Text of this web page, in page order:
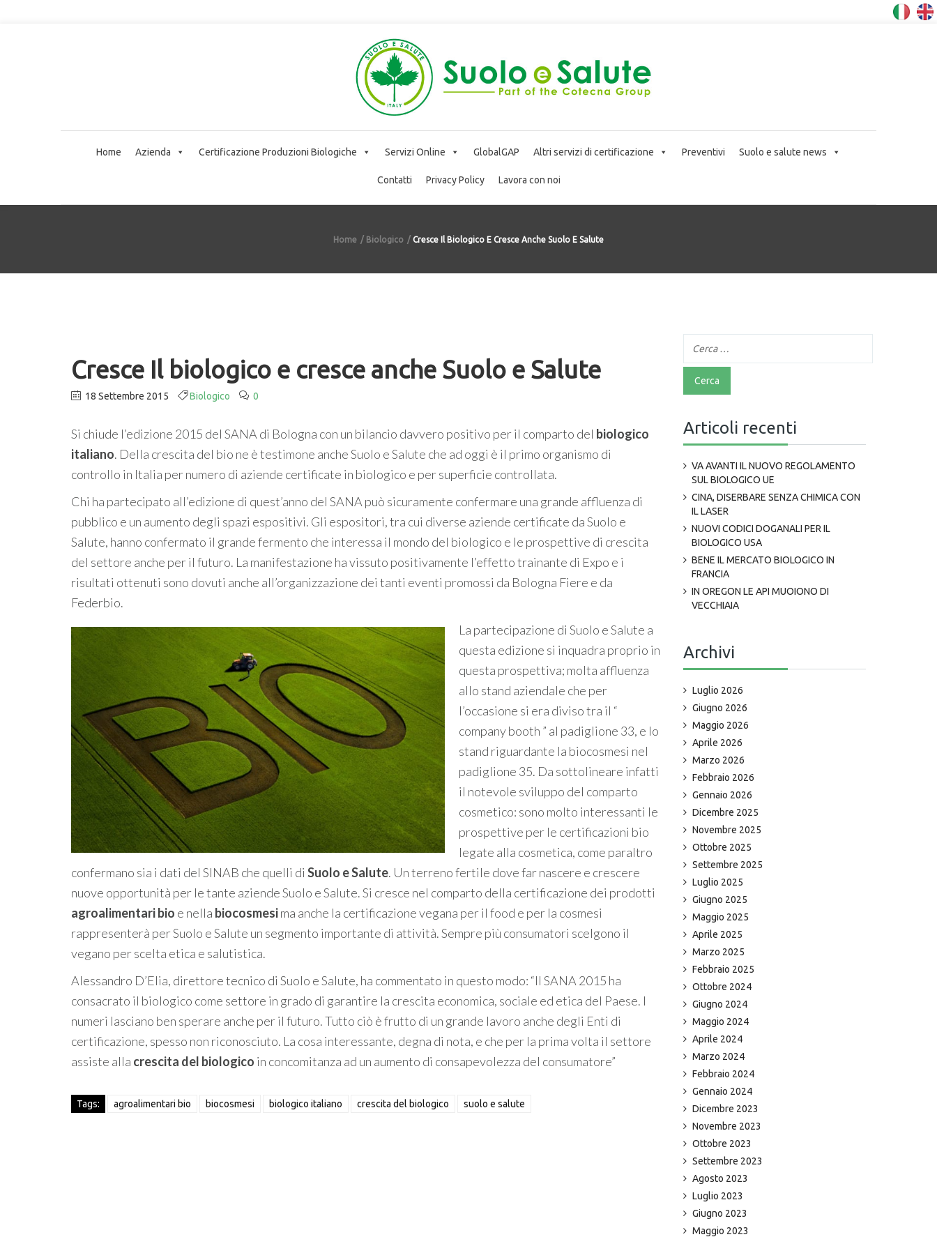
Home Azienda Certificazione Produzioni Biologiche Servizi Online GlobalGAP Altri servizi di certificazione Preventivi Suolo e salute news
Contatti Privacy Policy Lavora con noi
Home Biologico Cresce Il Biologico E Cresce Anche Suolo E Salute
Cresce Il biologico e cresce anche Suolo e Salute
18 Settembre 2015 Biologico 0
Si chiude l’edizione 2015 del SANA di Bologna con un bilancio davvero positivo per il comparto del biologico
italiano. Della crescita del bio ne è testimone anche Suolo e Salute che ad oggi è il primo organismo di
controllo in Italia per numero di aziende certificate in biologico e per superficie controllata.
Chi ha partecipato all’edizione di quest’anno del SANA può sicuramente confermare una grande affluenza di
pubblico e un aumento degli spazi espositivi. Gli espositori, tra cui diverse aziende certificate da Suolo e
Salute, hanno confermato il grande fermento che interessa il mondo del biologico e le prospettive di crescita
del settore anche per il futuro. La manifestazione ha vissuto positivamente l’effetto trainante di Expo e i
risultati ottenuti sono dovuti anche all’organizzazione dei tanti eventi promossi da Bologna Fiere e da
Federbio.
La partecipazione di Suolo e Salute a
questa edizione si inquadra proprio in
questa prospettiva; molta affluenza
allo stand aziendale che per
l’occasione si era diviso tra il “
company booth ” al padiglione 33, e lo
stand riguardante la biocosmesi nel
padiglione 35. Da sottolineare infatti
il notevole sviluppo del comparto
cosmetico: sono molto interessanti le
prospettive per le certificazioni bio
legate alla cosmetica, come paraltro
confermano sia i dati del SINAB che quelli di Suolo e Salute. Un terreno fertile dove far nascere e crescere
nuove opportunità per le tante aziende Suolo e Salute. Si cresce nel comparto della certificazione dei prodotti
agroalimentari bio e nella biocosmesima anche la certificazione vegana per il food e per la cosmesi
rappresenterà per Suolo e Salute un segmento importante di attività. Sempre più consumatori scelgono il
vegano per scelta etica e salutistica.
Alessandro D’Elia, direttore tecnico di Suolo e Salute, ha commentato in questo modo: “Il SANA 2015 ha
consacrato il biologico come settore in grado di garantire la crescita economica, sociale ed etica del Paese. I
numeri lasciano ben sperare anche per il futuro. Tutto ciò è frutto di un grande lavoro anche degli Enti di
certificazione, spesso non riconosciuto. La cosa interessante, degna di nota, e che per la prima volta il settore
assiste alla crescita del biologico in concomitanza ad un aumento di consapevolezza del consumatore”
Tags: agroalimentari bio biocosmesi biologico italiano crescita del biologico suolo e salute
Articoli recenti
VA AVANTI IL NUOVO REGOLAMENTO
SUL BIOLOGICO UE
CINA, DISERBARE SENZA CHIMICA CON
IL LASER
NUOVI CODICI DOGANALI PER IL
BIOLOGICO USA
BENE IL MERCATO BIOLOGICO IN
FRANCIA
IN OREGON LE API MUOIONO DI
VECCHIAIA
Archivi
Luglio 2026
Giugno 2026
Maggio 2026
Aprile 2026
Marzo 2026
Febbraio 2026
Gennaio 2026
Dicembre 2025
Novembre 2025
Ottobre 2025
Settembre 2025
Luglio 2025
Giugno 2025
Maggio 2025
Aprile 2025
Marzo 2025
Febbraio 2025
Ottobre 2024
Giugno 2024
Maggio 2024
Aprile 2024
Marzo 2024
Febbraio 2024
Gennaio 2024
Dicembre 2023
Novembre 2023
Ottobre 2023
Settembre 2023
Agosto 2023
Luglio 2023
Giugno 2023
Maggio 2023